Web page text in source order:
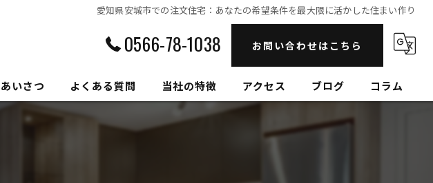
愛知県安城市での注文住宅：あなたの希望条件を最大限に活かした住まい作り
0566-78-1038 お問い合わせはこちら
いさつ よくある質問 当社の特徴 アクセス ブログ コラム